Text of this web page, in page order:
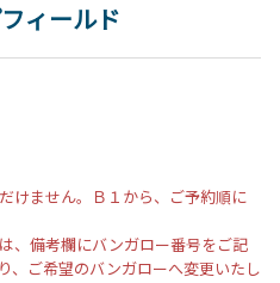
ィールド
けません。Ｂ１から、ご予約順に
、備考欄にバンガロー番号をご記
、ご希望のバンガローへ変更いたし